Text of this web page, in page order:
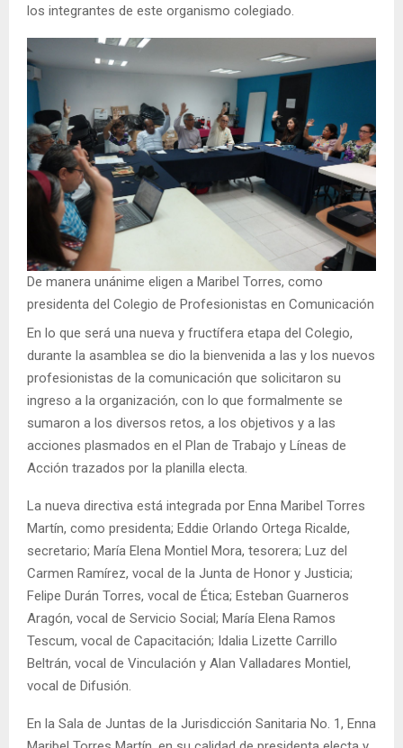
los integrantes de este organismo colegiado.
De manera unánime eligen a Maribel Torres, como
presidenta del Colegio de Profesionistas en Comunicación
En lo que será una nueva y fructífera etapa del Colegio,
durante la asamblea se dio la bienvenida a las y los nuevos
profesionistas de la comunicación que solicitaron su
ingreso a la organización, con lo que formalmente se
sumaron a los diversos retos, a los objetivos y a las
acciones plasmados en el Plan de Trabajo y Líneas de
Acción trazados por la planilla electa.
La nueva directiva está integrada por Enna Maribel Torres
Martín, como presidenta; Eddie Orlando Ortega Ricalde,
secretario; María Elena Montiel Mora, tesorera; Luz del
Carmen Ramírez, vocal de la Junta de Honor y Justicia;
Felipe Durán Torres, vocal de Ética; Esteban Guarneros
Aragón, vocal de Servicio Social; María Elena Ramos
Tescum, vocal de Capacitación; Idalia Lizette Carrillo
Beltrán, vocal de Vinculación y Alan Valladares Montiel,
vocal de Difusión.
En la Sala de Juntas de la Jurisdicción Sanitaria No. 1, Enna